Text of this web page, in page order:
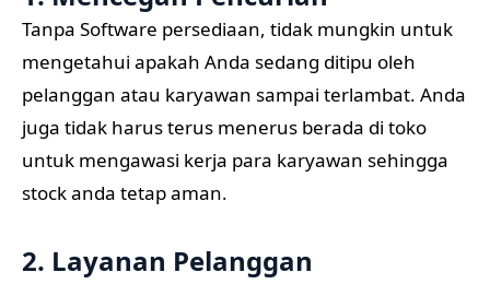
Tanpa Software persediaan, tidak mungkin untuk
mengetahui apakah Anda sedang ditipu oleh
pelanggan atau karyawan sampai terlambat. Anda
juga tidak harus terus menerus berada di toko
untuk mengawasi kerja para karyawan sehingga
stock anda tetap aman.
2. Layanan Pelanggan